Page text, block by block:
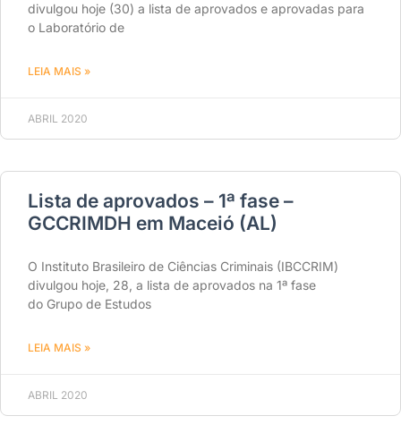
divulgou hoje (30) a lista de aprovados e aprovadas para
o Laboratório de
LEIA MAIS »
ABRIL 2020
Lista de aprovados – 1ª fase –
GCCRIMDH em Maceió (AL)
O Instituto Brasileiro de Ciências Criminais (IBCCRIM)
divulgou hoje, 28, a lista de aprovados na 1ª fase
do Grupo de Estudos
LEIA MAIS »
ABRIL 2020